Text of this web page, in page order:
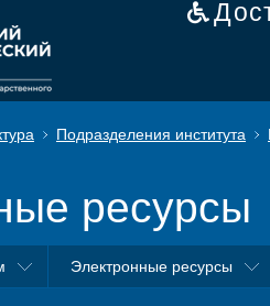
Подразделения института
ресурсы
Электронные ресурсы